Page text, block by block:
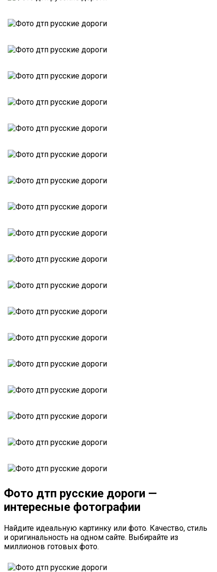
Фото дтп русские дороги —
интересные фотографии
Найдите идеальную картинку или фото. Качество, стиль
и оригинальность на одном сайте. Выбирайте из
миллионов готовых фото.